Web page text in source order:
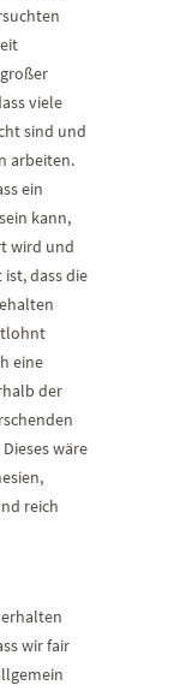
viele
sind und
arbeiten.
ein
kann,
wird und
dass die
eine
der
wäre
reich
wir fair